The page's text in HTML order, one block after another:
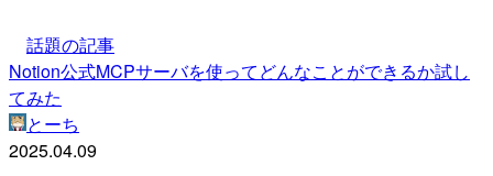
話題の記事
Notion公式MCPサーバを使ってどんなことができるか試し
てみた
とーち
2025.04.09